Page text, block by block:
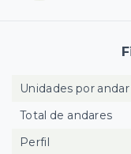
Unidades por andar
Total de andares
Perfil